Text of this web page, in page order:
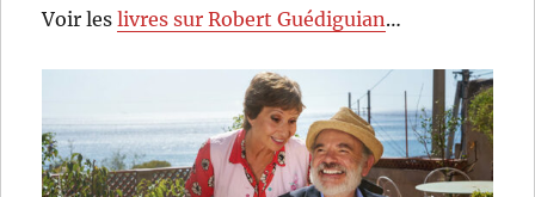
Voir leslivres sur Robert Guédiguian…